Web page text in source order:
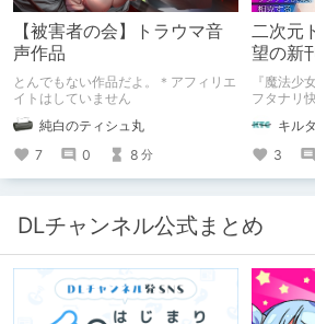
【被害者の会】トラウマ音
声作品
とんでもない作品だよ。＊アフィリエ
イトはしていません
純白のティシュ丸
7
0 8 分
二次元
望の新
が渦巻
能小説
『魔法
フタナリ
ト：鳩春
信！3
DLチャンネル公式まとめ